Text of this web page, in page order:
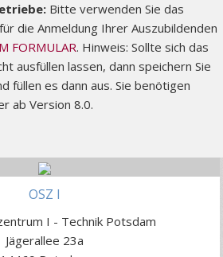
Bitte verwenden Sie das
die Anmeldung Ihrer Auszubildenden
FORMULAR. Hinweis: Sollte sich das
ausfüllen lassen, dann speichern Sie
füllen es dann aus. Sie benötigen
ab Version 8.0.
OSZ I
I - Technik Potsdam
Jägerallee 23a